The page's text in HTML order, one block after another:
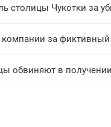
столицы Чукотки за
за